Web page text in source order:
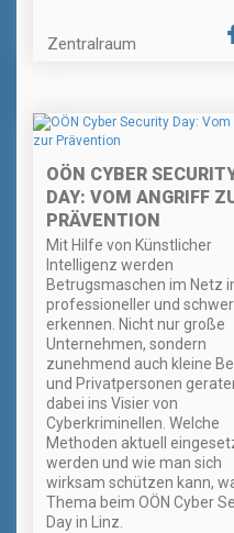
Zentralraum
OÖN CYBER
DAY: VOM ANGRIFF
PRÄVENTION
Mit Hilfe von Künstlicher
Intelligenz werden
Betrugsmaschen im Netz
professioneller und
erkennen. Nicht nur große
Unternehmen, sondern
zunehmend auch kleine
und Privatpersonen
dabei ins Visier von
Cyberkriminellen. Welche
Methoden aktuell
werden und wie man sich
wirksam schützen kann,
Thema beim OÖN Cyber
Day in Linz.